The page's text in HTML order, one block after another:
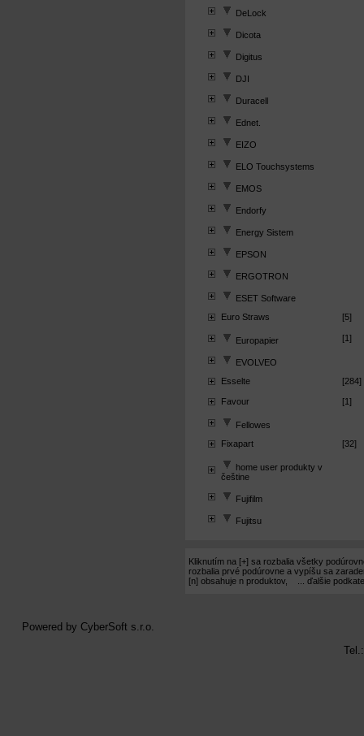
DeLock
Dicota
Digitus
DJI
Duracell
Ednet.
EIZO
ELO Touchsystems
EMOS
Endorfy
Energy Sistem
EPSON
ERGOTRON
ESET Software
Euro Straws
[5]
Europapier [1]
EVOLVEO
Esselte
[284]
Favour [1]
Fellowes
Fixapart
[32]
home user produkty v
češtine
Fujifilm
Fujitsu
Kliknutím na [+] sa rozbalia všetky
rozbalia prvé podúrovne a vypíšu sa
[n] obsahuje n produktov, ... ďalšie
Powered by CyberSoft s.r.o.